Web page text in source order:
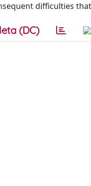
difficulties
(DC)